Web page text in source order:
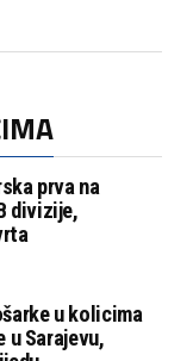
prva na
divizije,
u kolicima
u Sarajevu,